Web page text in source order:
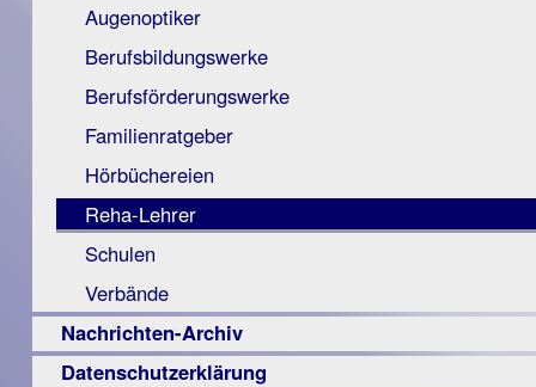
LPF-
Broschüre
Monokular
Links
Archiv
Berichte
Vorstand
Satzung
Beitritt
Fördern/Spenden
Ortsvereine
BFS
e.V.
Frühförderung
Schule
Ausbildung
Beruf
Senioren
Hilfsmittel
-
PC
Augenoptiker
Berufsbildungswerke
Berufsförderungswerke
Familienratgeber
Hörbüchereien
Reha-Lehrer
Schulen
Verbände
Nachrichten-Archiv
Datenschutzerklärung